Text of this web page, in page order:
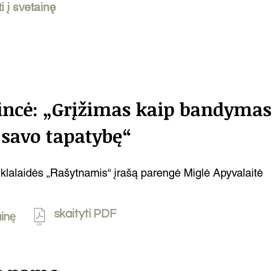
į svetainę
„Grįžimas kaip bandymas
tapatybę“
„Rašytnamis“ įrašą parengė Miglė Apyvalaitė
skaityti PDF